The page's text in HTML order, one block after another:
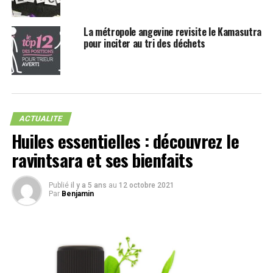
Si la solution fonctionne à l’échelle d’un être humain,
La métropole angevine revisite le Kamasutra
pour inciter au tri des déchets
ACTUALITE
Huiles essentielles : découvrez le
ravintsara et ses bienfaits
Publié il y a 5 ans au 12 octobre 2021
Par Benjamin